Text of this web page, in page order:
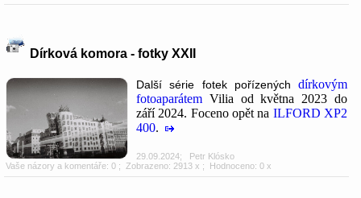
Dírková komora - fotky XXII
Další série fotek pořízených dírkovým
fotoaparátem Vilia od května 2023 do
září 2024. Foceno opět na ILFORD XP2
400.
29.09.2024; Petr Klósko
Vaše názory a komentáře: 0 ; Zobrazeno: 2913 x ; Hodnoceno: 0 x